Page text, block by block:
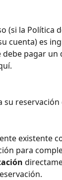
(si la Política
cuenta) es
debe pagar
su
existente
para